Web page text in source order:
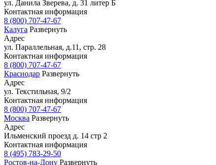
ул. Данила Зверева, д. 31 литер Б
Контактная информация
8 (800) 707-47-67
Калуга Развернуть
Адрес
ул. Параллельная, д.11, стр. 28
Контактная информация
8 (800) 707-47-67
Краснодар Развернуть
Адрес
ул. Текстильная, 9/2
Контактная информация
8 (800) 707-47-67
Москва Развернуть
Адрес
Ильменский проезд д. 14 стр 2
Контактная информация
8 (495) 783-29-50
Ростов-на-Дону Развернуть